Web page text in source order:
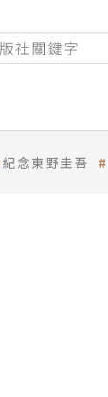
紀念東野圭吾